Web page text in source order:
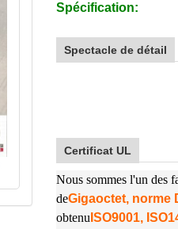
Spécification:
Spectacle de détail
Certificat UL
Nous sommes l'un des
deGigaoctet, norme
obtenu ISO9001,